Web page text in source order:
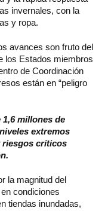
invernales, con la
y ropa.
avances son fruto del
los Estados miembros
de Coordinación
están en “peligro
millones de
extremos
riesgos críticos
la magnitud del
condiciones
tiendas inundadas,